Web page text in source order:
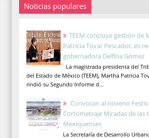
Noticias populares
TEEM concluye gestión de
Patricia Tovar Pescador, es
gobernadora Delfina Gómez
La magistrada presidenta del
del Estado de México (TEEM), Martha Patricia
rindió su Segundo Informe d...
Convocan al noveno
Cortometraje Miradas de las
Mexiquenses
La Secretaría de Desarrollo